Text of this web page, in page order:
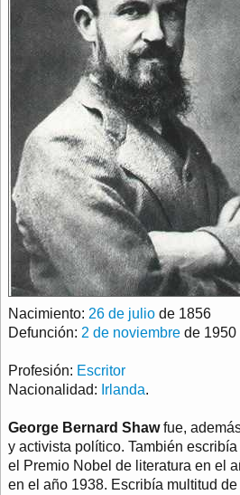
Nacimiento: 26 de julio de 1856
Defunción: 2 de noviembre de 1950
Profesión: Escritor
Nacionalidad: Irlanda.
George Bernard Shawfue,
y activista político. También
el Premio Nobel de literatura en el
en el año 1938. Escribía multitud